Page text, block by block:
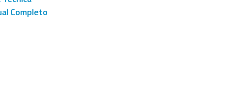
Completo